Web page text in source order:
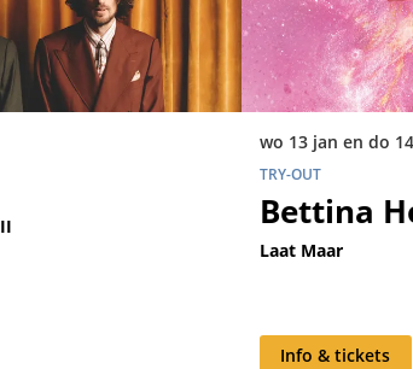
Bettina
Laat Maar
TRY-OUT
wo 13 jan en do
Info & tickets